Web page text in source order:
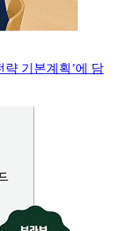
략 기본계획’에 담